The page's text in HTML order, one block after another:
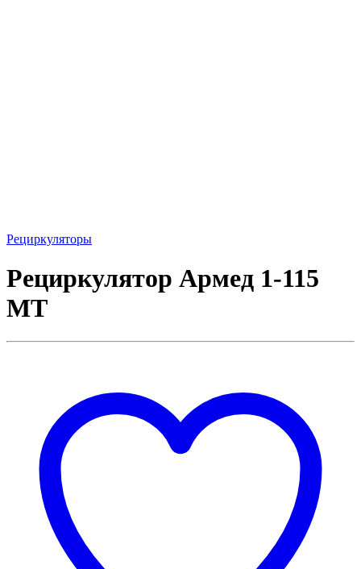
Рециркуляторы
Рециркулятор Армед 1-115
МТ